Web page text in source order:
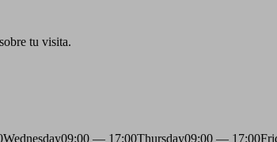
tu visita.
Wednesday09:00 — 17:00Thursday09:00 — 17:00